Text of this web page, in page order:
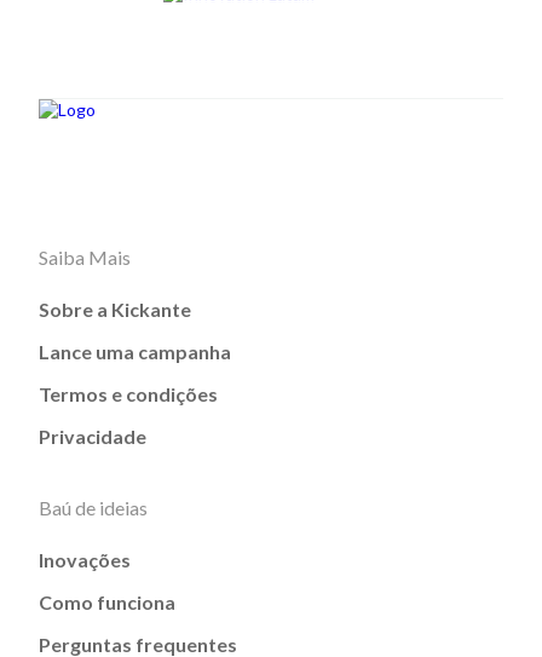
Saiba Mais
Sobre a Kickante
Lance uma campanha
Termos e condições
Privacidade
Baú de ideias
Inovações
Como funciona
Perguntas frequentes